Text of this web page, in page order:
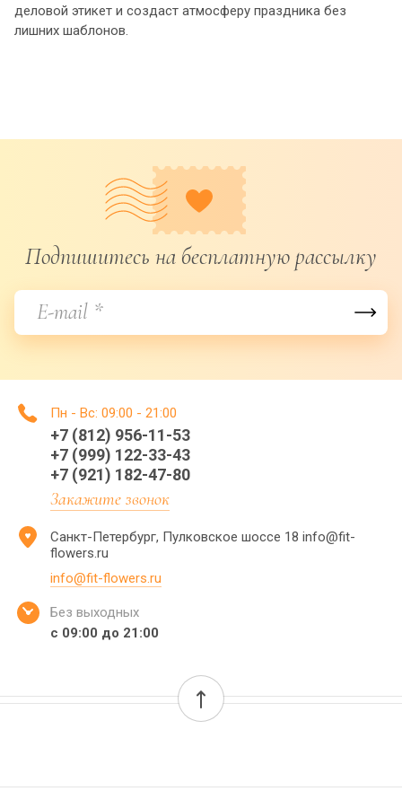
деловой этикет и создаст атмосферу праздника без
лишних шаблонов.
Подпишитесь на бесплатную рассылку
Пн - Вс: 09:00 - 21:00
+7 (812) 956-11-53
+7 (999) 122-33-43
+7 (921) 182-47-80
Закажите звонок
Санкт-Петербург, Пулковское шоссе 18 info@fit-
flowers.ru
info@fit-flowers.ru
Без выходных
с 09:00 до 21:00